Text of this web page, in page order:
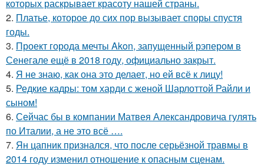
которых раскрывает красоту нашей страны.
2. Платье, которое до сих пор вызывает споры спустя
годы.
3. Проект города мечты Akon, запущенный рэпером в
Сенегале ещё в 2018 году, официально закрыт.
4. Я не знаю, как она это делает, но ей всё к лицу!
5. Редкие кадры: том харди с женой Шарлоттой Райли и
сыном!
6. Сейчас бы в компании Матвея Александровича гулять
по Италии, а не это всё ….
7. Ян цапник признался, что после серьёзной травмы в
2014 году изменил отношение к опасным сценам.